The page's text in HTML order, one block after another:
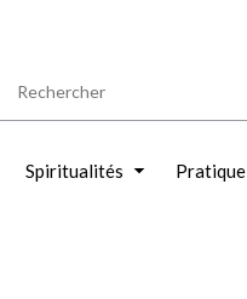
Spiritualités Pratique